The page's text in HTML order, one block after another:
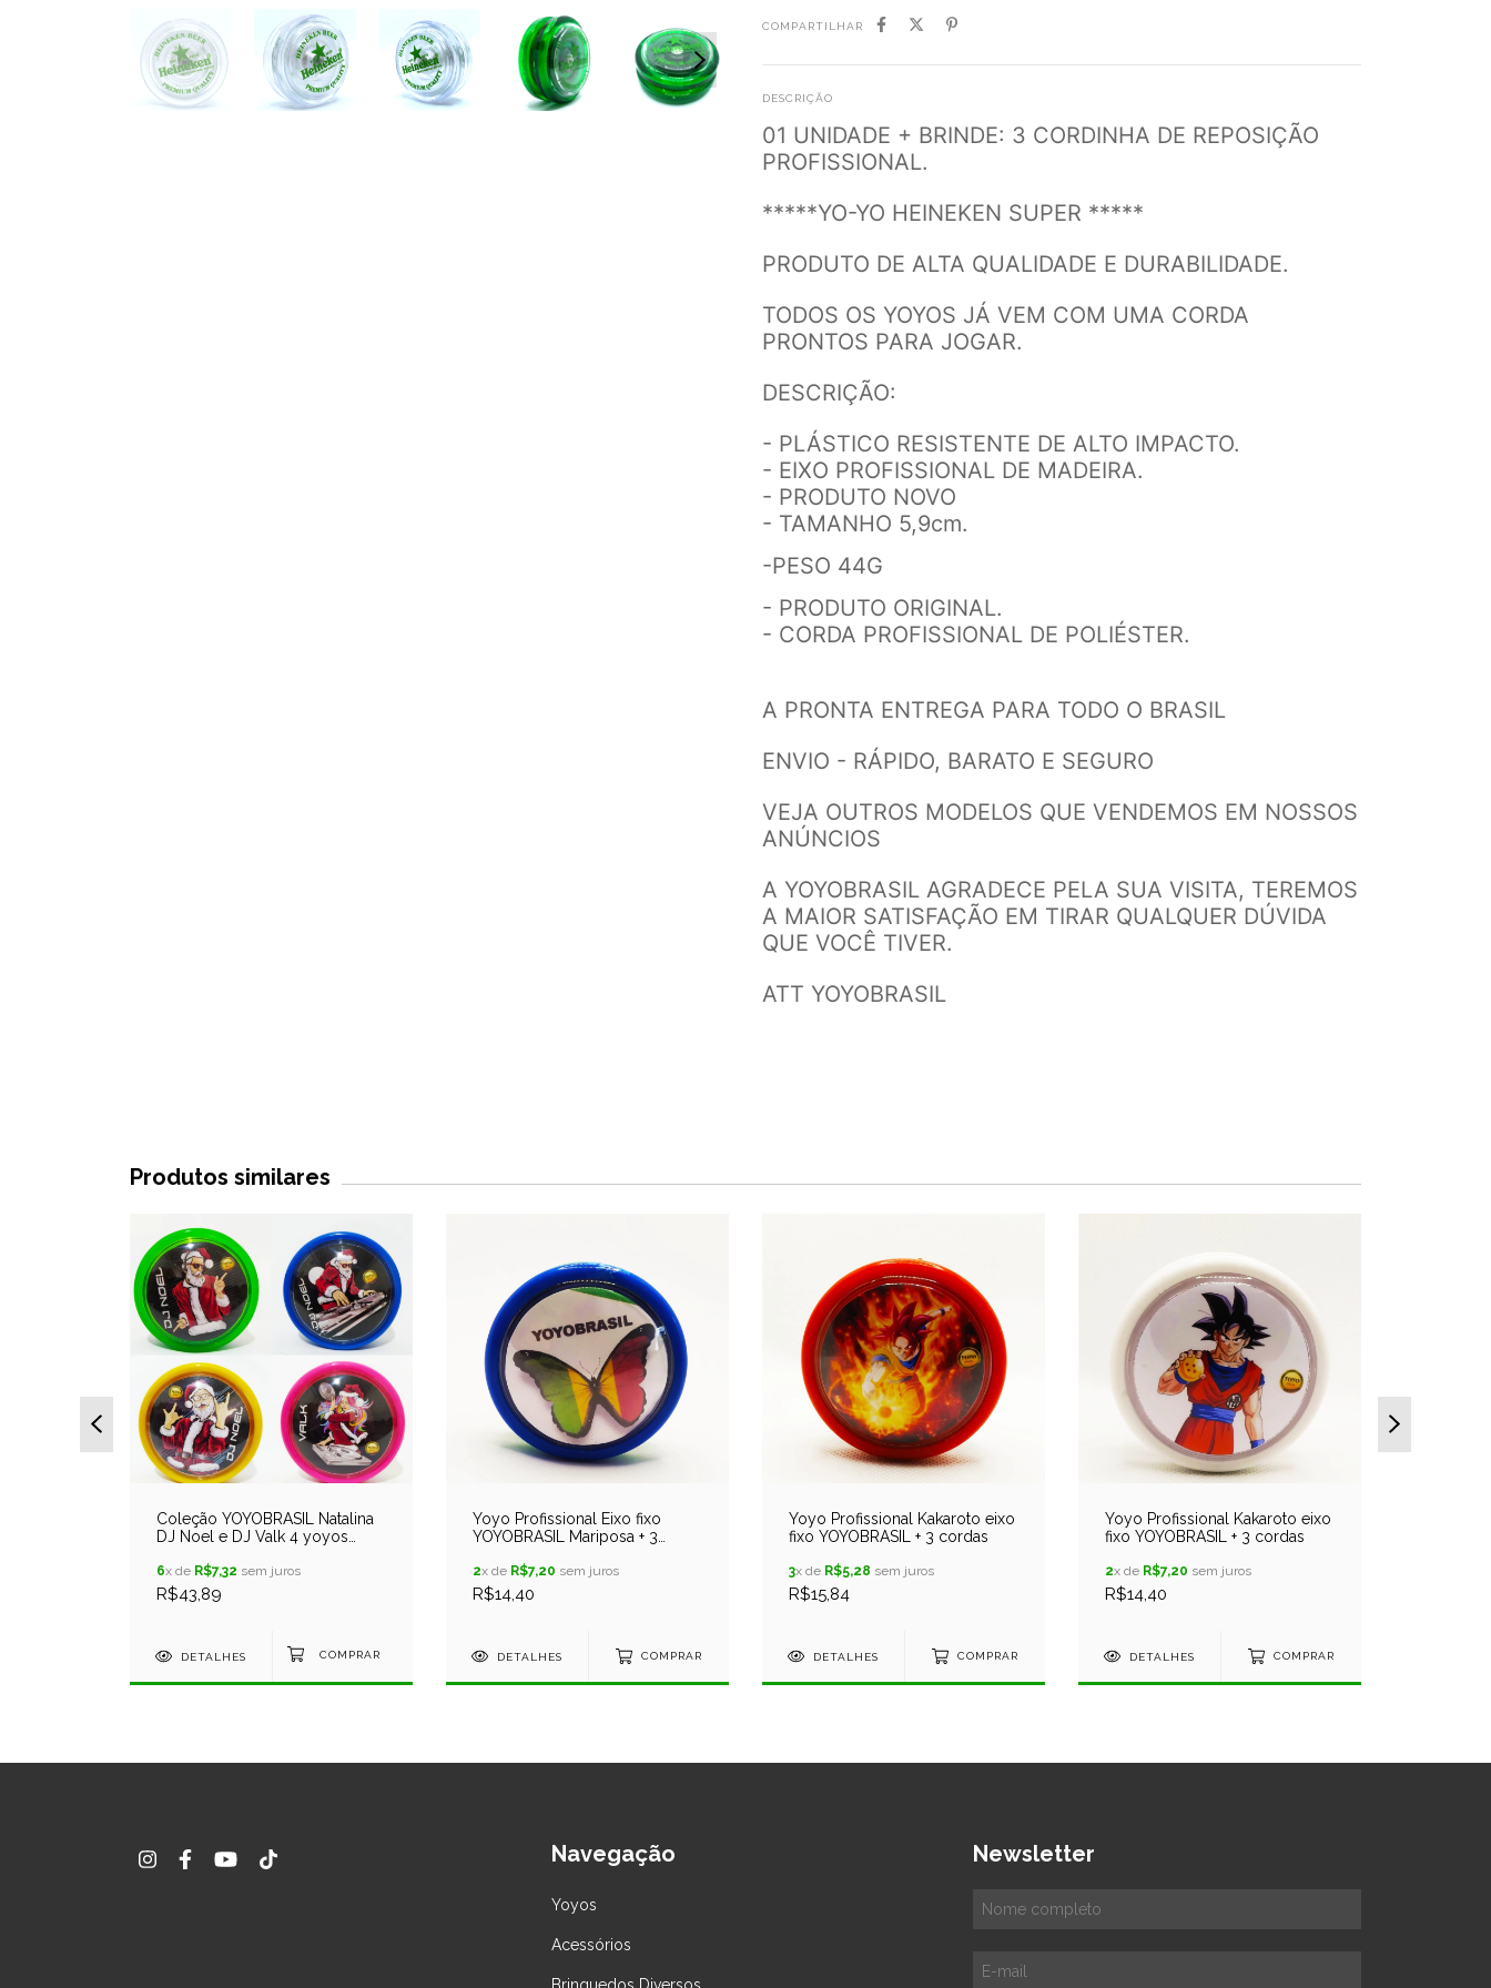
COMPARTILHAR
DESCRIÇÃO
01 UNIDADE + BRINDE: 3 CORDINHA DE REPOSIÇÃO
PROFISSIONAL.
*****YO-YO HEINEKEN SUPER *****
PRODUTO DE ALTA QUALIDADE E DURABILIDADE.
TODOS OS YOYOS JÁ VEM COM UMA CORDA
PRONTOS PARA JOGAR.
DESCRIÇÃO:
- PLÁSTICO RESISTENTE DE ALTO IMPACTO.
- EIXO PROFISSIONAL DE MADEIRA.
- PRODUTO NOVO
- TAMANHO 5,9cm.
-PESO 44G
- PRODUTO ORIGINAL.
- CORDA PROFISSIONAL DE POLIÉSTER.
A PRONTA ENTREGA PARA TODO O BRASIL
ENVIO - RÁPIDO, BARATO E SEGURO
VEJA OUTROS MODELOS QUE VENDEMOS EM NOSSOS
ANÚNCIOS
A YOYOBRASIL AGRADECE PELA SUA VISITA, TEREMOS
A MAIOR SATISFAÇÃO EM TIRAR QUALQUER DÚVIDA
QUE VOCÊ TIVER.
ATT YOYOBRASIL
Produtos similares
Coleção YOYOBRASIL Natalina
DJ Noel e DJ Valk 4 yoyos
6x de R$7,32 sem juros
R$43,89
DETALHES
Yoyo Profissional Eixo fixo
YOYOBRASIL Mariposa + 3
2x de R$7,20 sem juros
R$14,40
DETALHES COMPRAR
Yoyo Profissional Kakaroto eixo
fixo YOYOBRASIL + 3 cordas
3x de R$5,28 sem juros
R$15,84
DETALHES COMPRAR
Yoyo Profissional Kakaroto eixo
fixo YOYOBRASIL + 3 cordas
2x de R$7,20 sem juros
R$14,40
DETALHES COMPRAR
Navegação
Yoyos
Acessórios
Newsletter